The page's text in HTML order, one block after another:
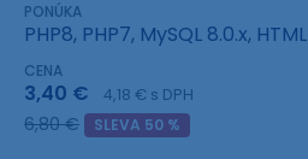
PONÚKA
PHP8, PHP7, MySQL 8.0.x, HTML
CENA
3,40 € 4,18 € s DPH
6,80 € SLEVA 50 %